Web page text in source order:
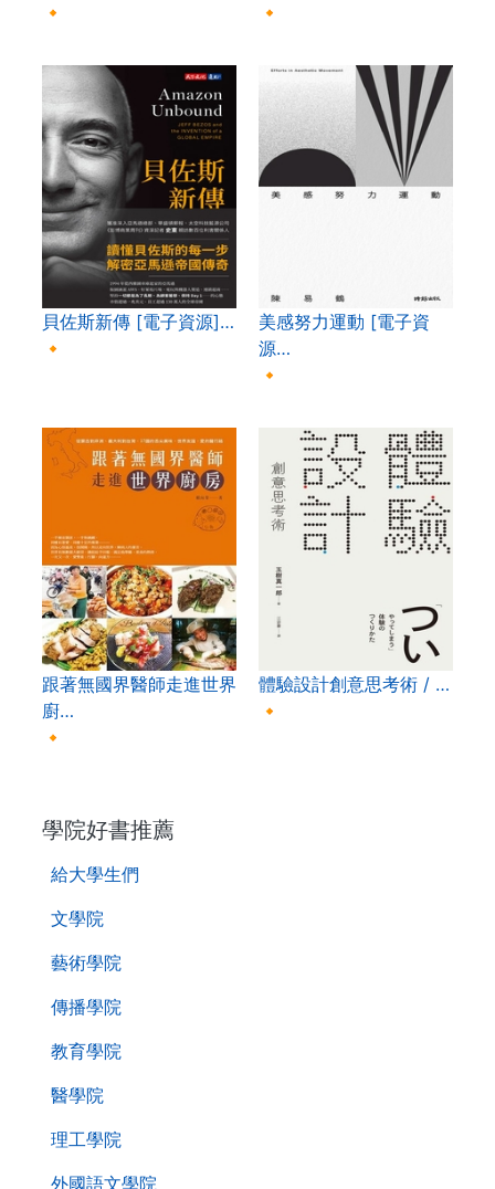
🔸
🔸
貝佐斯新傳 [電子資源]…
🔸
美感努力運動 [電子資
源…
🔸
跟著無國界醫師走進世界
廚…
🔸
體驗設計創意思考術 / …
🔸
學院好書推薦
給大學生們
文學院
藝術學院
傳播學院
教育學院
醫學院
理工學院
外國語文學院